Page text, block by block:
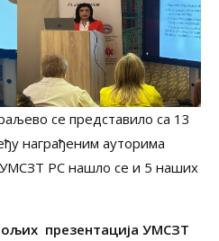
се представило са 13
награђеним ауторима
РС нашло се и 5 наших
презентација УМСЗТ